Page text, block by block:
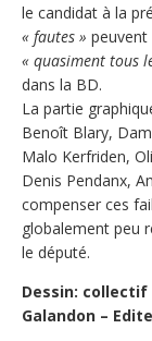
le candidat à la
« fautes » peuvent
« quasiment tous
dans la BD.
La partie
Benoît Blary,
Malo Kerfriden,
Denis Pendanx,
compenser ces
globalement peu
le député.
Dessin: collectif
Galandon –